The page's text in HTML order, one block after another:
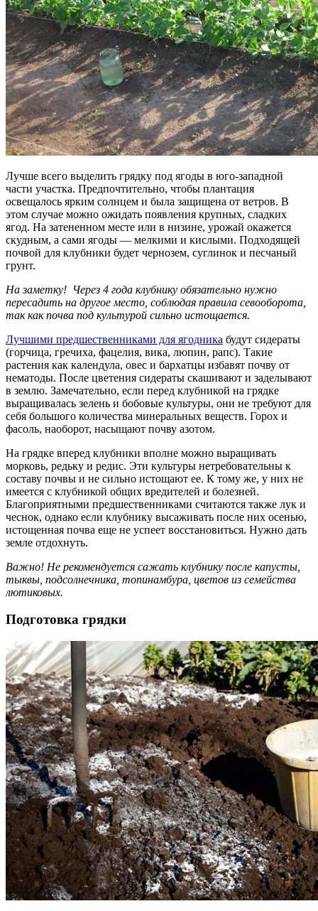
Лучше всего выделить грядку под ягоды в юго-западной
части участка. Предпочтительно, чтобы плантация
освещалось ярким солнцем и была защищена от ветров. В
этом случае можно ожидать появления крупных, сладких
ягод. На затененном месте или в низине, урожай окажется
скудным, а сами ягоды — мелкими и кислыми. Подходящей
почвой для клубники будет чернозем, суглинок и песчаный
грунт.
На заметку! Через 4 года клубнику обязательно нужно
пересадить на другое место, соблюдая правила севооборота,
так как почва под культурой сильно истощается.
Лучшими предшественниками для ягодника будут сидераты
(горчица, гречиха, фацелия, вика, люпин, рапс). Такие
растения как календула, овес и бархатцы избавят почву от
нематоды. После цветения сидераты скашивают и заделывают
в землю. Замечательно, если перед клубникой на грядке
выращивалась зелень и бобовые культуры, они не требуют для
себя большого количества минеральных веществ. Горох и
фасоль, наоборот, насыщают почву азотом.
На грядке вперед клубники вполне можно выращивать
морковь, редьку и редис. Эти культуры нетребовательны к
составу почвы и не сильно истощают ее. К тому же, у них не
имеется с клубникой общих вредителей и болезней.
Благоприятными предшественниками считаются также лук и
чеснок, однако если клубнику высаживать после них осенью,
истощенная почва еще не успеет восстановиться. Нужно дать
земле отдохнуть.
Важно! Не рекомендуется сажать клубнику после капусты,
тыквы, подсолнечника, топинамбура, цветов из семейства
лютиковых.
Подготовка грядки